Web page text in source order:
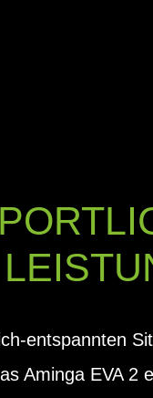
entspannten
Aminga EVA 2